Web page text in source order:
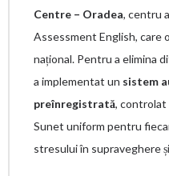
Centre – Oradea, centru
Assessment English, care
național. Pentru a elimina
a implementat un sistem
preînregistrată, controlat
Sunet uniform pentru
stresului în supraveghere